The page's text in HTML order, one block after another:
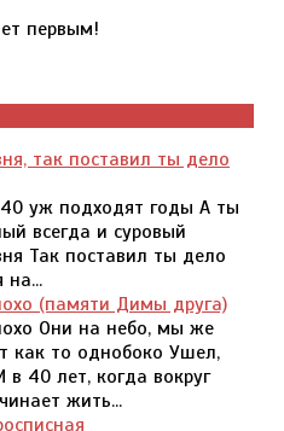
первым!
так поставил ты дело
уж подходят годы А ты
всегда и суровый
Так поставил ты дело
на...
(памяти Димы друга)
Они на небо, мы же
как то однобоко Ушел,
40 лет, когда вокруг
жить...